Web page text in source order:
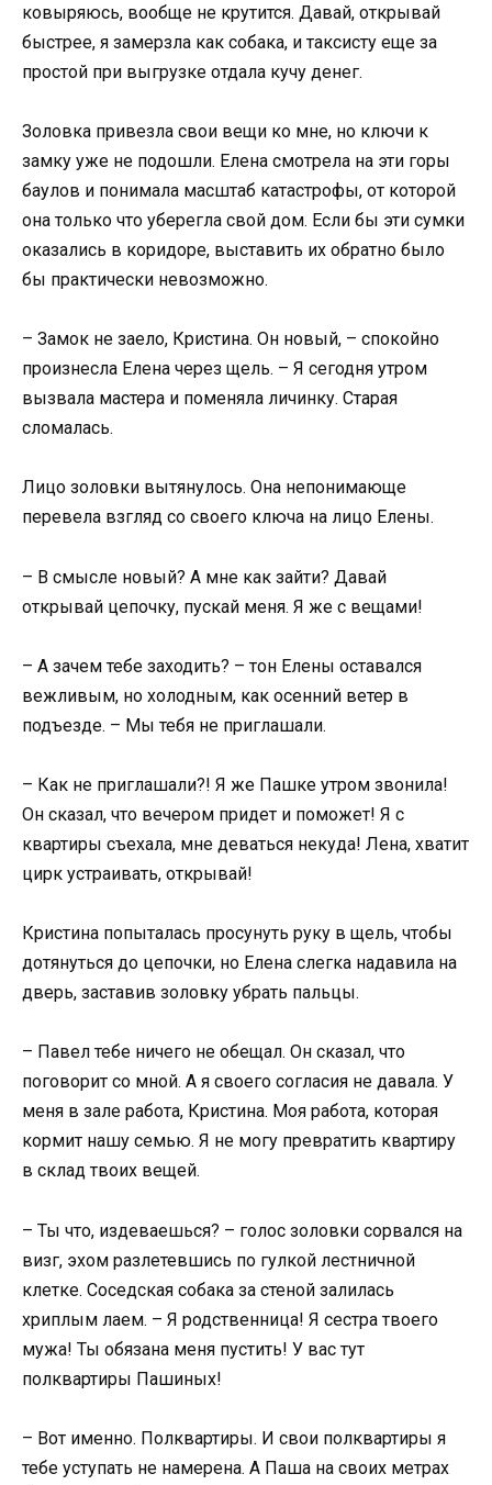
ковыряюсь, вообще не крутится. Давай, открывай
быстрее, я замерзла как собака, и таксисту еще за
простой при выгрузке отдала кучу денег.
Золовка привезла свои вещи ко мне, но ключи к
замку уже не подошли. Елена смотрела на эти горы
баулов и понимала масштаб катастрофы, от которой
она только что уберегла свой дом. Если бы эти сумки
оказались в коридоре, выставить их обратно было
бы практически невозможно.
– Замок не заело, Кристина. Он новый, – спокойно
произнесла Елена через щель. – Я сегодня утром
вызвала мастера и поменяла личинку. Старая
сломалась.
Лицо золовки вытянулось. Она непонимающе
перевела взгляд со своего ключа на лицо Елены.
– В смысле новый? А мне как зайти? Давай
открывай цепочку, пускай меня. Я же с вещами!
– А зачем тебе заходить? – тон Елены оставался
вежливым, но холодным, как осенний ветер в
подъезде. – Мы тебя не приглашали.
– Как не приглашали?! Я же Пашке утром звонила!
Он сказал, что вечером придет и поможет! Я с
квартиры съехала, мне деваться некуда! Лена, хватит
цирк устраивать, открывай!
Кристина попыталась просунуть руку в щель, чтобы
дотянуться до цепочки, но Елена слегка надавила на
дверь, заставив золовку убрать пальцы.
– Павел тебе ничего не обещал. Он сказал, что
поговорит со мной. А я своего согласия не давала. У
меня в зале работа, Кристина. Моя работа, которая
кормит нашу семью. Я не могу превратить квартиру
в склад твоих вещей.
– Ты что, издеваешься? – голос золовки сорвался на
визг, эхом разлетевшись по гулкой лестничной
клетке. Соседская собака за стеной залилась
хриплым лаем. – Я родственница! Я сестра твоего
мужа! Ты обязана меня пустить! У вас тут
полквартиры Пашиных!
– Вот именно. Полквартиры. И свои полквартиры я
тебе уступать не намерена. А Паша на своих метрах